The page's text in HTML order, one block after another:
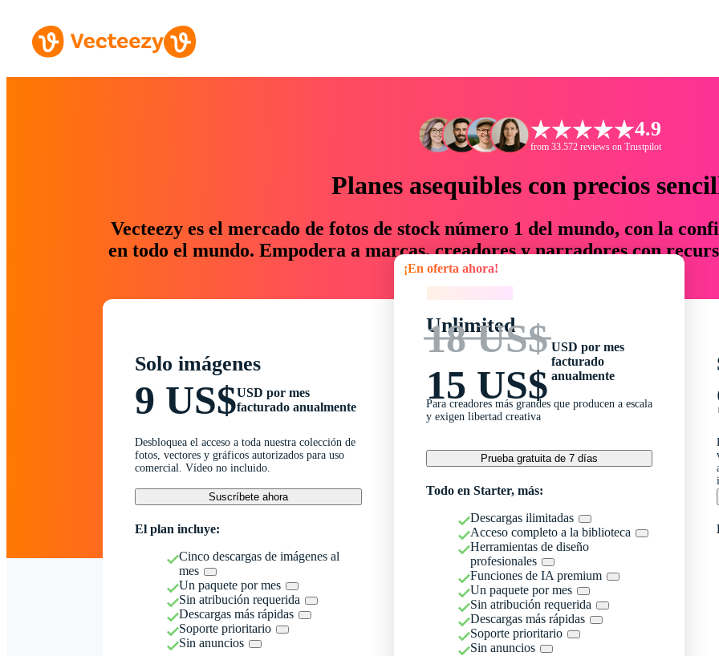
4.9
from 33.572 reviews on Trustpilot
Planes asequibles con precios
Vecteezy es el mercado de fotos de stock número 1 del mundo, con la
en todo el mundo. Empodera a marcas, creadores y narradores con
un 76 % en tiempo y presupuesto.
Solo imágenes
9 US$USD por mes
facturado anualmente
Desbloquea el acceso a toda nuestra colección de
fotos, vectores y gráficos autorizados para uso
comercial. Vídeo no incluido.
Suscríbete ahora
El plan incluye:
Cinco descargas de imágenes al
mes
Un paquete por mes
Sin atribución requerida
Descargas más rápidas
Soporte prioritario
Sin anuncios
¡En oferta ahora!
Unlimited
18 US$
15 US$
USD por mes
facturado
anualmente
Para creadores más grandes que producen a escala
y exigen libertad creativa
Prueba gratuita de 7 días
Todo en Starter, más:
Descargas ilimitadas
Acceso completo a la biblioteca
Herramientas de diseño
profesionales
Funciones de IA premium
Un paquete por mes
Sin atribución requerida
Descargas más rápidas
Soporte prioritario
Sin anuncios